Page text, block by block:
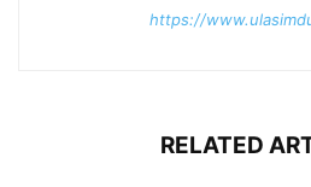
https://
RELATED